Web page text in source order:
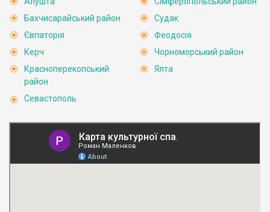
Бахчисарайський район
Євпаторія
Керч
Красноперекопський
район
Севастополь
Судак
Феодосія
Чорноморський район
Ялта